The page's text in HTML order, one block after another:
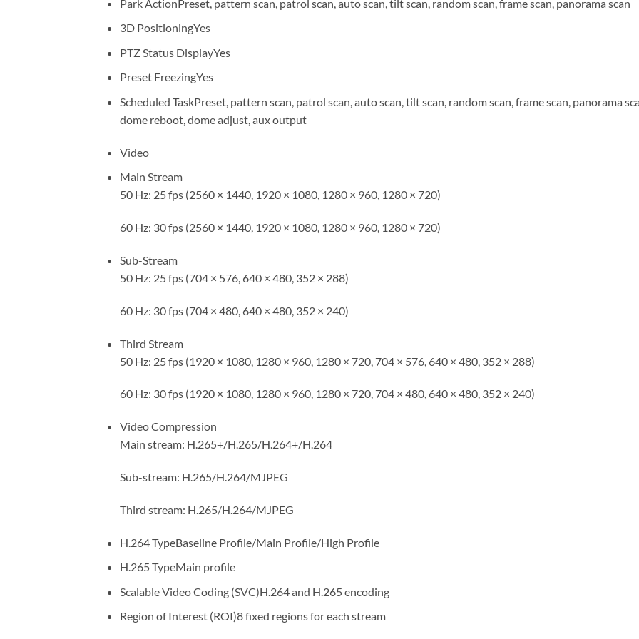
Park Action Preset, pattern scan, patrol scan, auto scan, tilt scan, random scan, frame scan, panorama scan
3D PositioningYes
PTZ Status DisplayYes
Preset FreezingYes
Scheduled TaskPreset, pattern scan, patrol scan, auto scan, tilt scan, random scan, frame scan, panorama
dome reboot, dome adjust, aux output
Video
Main Stream
50 Hz: 25 fps (2560 × 1440, 1920 × 1080, 1280 × 960, 1280 × 720)
60 Hz: 30 fps (2560 × 1440, 1920 × 1080, 1280 × 960, 1280 × 720)
Sub-Stream
50 Hz: 25 fps (704 × 576, 640 × 480, 352 × 288)
60 Hz: 30 fps (704 × 480, 640 × 480, 352 × 240)
Third Stream
50 Hz: 25 fps (1920 × 1080, 1280 × 960, 1280 × 720, 704 × 576, 640 × 480, 352 × 288)
60 Hz: 30 fps (1920 × 1080, 1280 × 960, 1280 × 720, 704 × 480, 640 × 480, 352 × 240)
Video Compression
Main stream: H.265+/H.265/H.264+/H.264
Sub-stream: H.265/H.264/MJPEG
Third stream: H.265/H.264/MJPEG
H.264 TypeBaseline Profile/Main Profile/High Profile
H.265 TypeMain profile
Scalable Video Coding (SVC)H.264 and H.265 encoding
Region of Interest (ROI)8 fixed regions for each stream